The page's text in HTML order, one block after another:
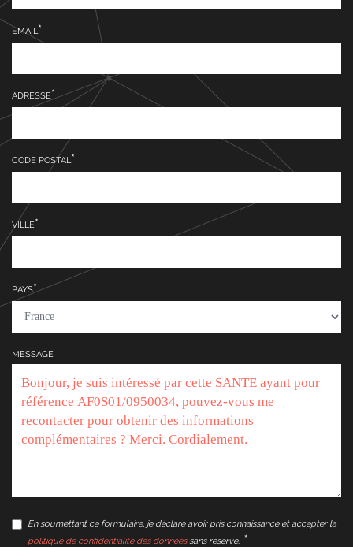
EMAIL
ADRESSE
CODE POSTAL
VILLE
PAYS
MESSAGE
En soumettant ce formulaire, je déclare avoir pris connaissance et accepter la
politique de confidentialité des donnéessans réserve.